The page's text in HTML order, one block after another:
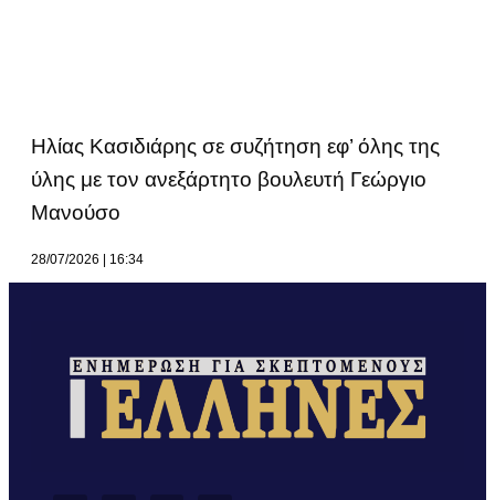
Ηλίας Κασιδιάρης σε συζήτηση εφ’ όλης της
ύλης με τον ανεξάρτητο βουλευτή Γεώργιο
Μανούσο
28/07/2026 16:34